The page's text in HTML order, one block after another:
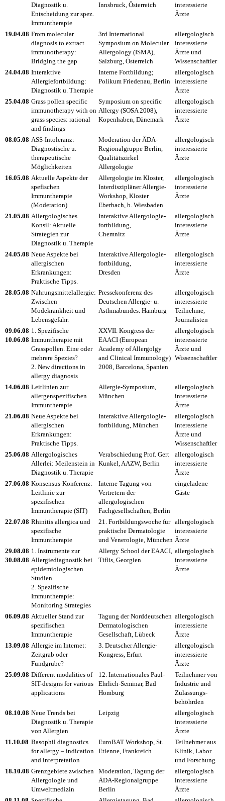
Diagnostik u.
Entscheidung zur spez.
Immuntherapie
Innsbruck, Österreich
interessierte
Ärzte
19.04.08 From molecular
diagnosis to extract
immunotherapy:
Bridging the gap
3rd International
Symposium on Molecular
Allergology (ISMA),
Salzburg, Österreich
allergologisch
interessierte
Ärzte und
Wissenschaftler
24.04.08 Interaktive
Allergiefortbildung:
Diagnostik u. Therapie
Interne Fortbildung;
Polikum Friedenau, Berlin
allergologisch
interessierte
Ärzte
25.04.08 Grass pollen specific
immunotherapy with on
grass species: rational
and findings
Symposium on specific
Allergy (SOSA 2008),
Kopenhaben, Dänemark
allergologisch
interessierte
Ärzte
08.05.08 ASS-Intoleranz:
Diagnostische u.
therapeutische
Möglichkeiten
Moderation der ÄDA-
Regionalgruppe Berlin,
Qualitätszirkel
Allergologie
allergologisch
interessierte
Ärzte
16.05.08 Aktuelle Aspekte der
spefischen
Immuntherapie
(Moderation)
Allergologie im Kloster,
Interdiszipläner Allergie-
Workshop, Kloster
Eberbach, b. Wiesbaden
allergologisch
interessierte
Ärzte
21.05.08 Allergologisches
Konsil: Aktuelle
Strategien zur
Diagnostik u. Therapie
Interaktive Allergologie-
fortbildung,
Chemnitz
allergologisch
interessierte
Ärzte
24.05.08 Neue Aspekte bei
allergischen
Erkrankungen:
Praktische Tipps.
Interaktive Allergologie-
fortbildung,
Dresden
allergologisch
interessierte
Ärzte
28.05.08 Nahrungsmittelallergie:
Zwischen
Modekrankheit und
Lebensgefahr.
Pressekonferenz des
Deutschen Allergie- u.
Asthmabundes. Hamburg
allergologisch
interessierte
Teilnehme,
Journalisten
09.06.08
10.06.08
1. Spezifische
Immuntherapie mit
Grasspollen. Eine oder
mehrere Spezies?
2. New directions in
allergy diagnosis
XXVII. Kongress der
EAACI (European
Academy of Allergolgy
and Clinical Immunology)
2008, Barcelona, Spanien
allergologisch
interessierte
Ärzte und
Wissenschaftler
14.06.08 Leitlinien zur
allergenspezifischen
Immuntherapie
Allergie-Symposium,
München
allergologisch
interessierte
Ärzte
21.06.08 Neue Aspekte bei
allergischen
Erkrankungen:
Praktische Tipps.
Interaktive Allergologie-
fortbildung, München
allergologisch
interessierte
Ärzte und
Wissenschaftler
25.06.08 Allergologisches
Allerlei: Meilenstein in
Diagnostik u. Therapie
Verabschiedung Prof. Gert
Kunkel, AAZW, Berlin
allergologisch
interessierte
Ärzte
27.06.08 Konsensus-Konferenz:
Leitlinie zur
spezifischen
Immuntherapie (SIT)
Interne Tagung von
Vertretern der
allergologischen
Fachgesellschaften, Berlin
eingeladene
Gäste
22.07.08 Rhinitis allergica und
spezifische
Immuntherapie
21. Fortbildungswoche für
praktische Dermatologie
und Venerologie, München
allergologisch
interessierte
Ärzte
29.08.08
30.08.08
1. Instrumente zur
Allergiediagnostik bei
epidemiologischen
Studien
2. Spezifische
Immuntherapie:
Monitoring Strategies
Allergy School der EAACI,
Tiflis, Georgien
allergologisch
interessierte
Ärzte
06.09.08 Aktueller Stand zur
spezifischen
Immuntherapie
Tagung der Norddeutschen
Dermatologischen
Gesellschaft, Lübeck
allergologisch
interessierte
Ärzte
13.09.08 Allergie im Internet:
Zeitgrab oder
Fundgrube?
3. Deutscher Allergie-
Kongress, Erfurt
allergologisch
interessierte
Ärzte
25.09.08 Different modalities of
SIT-designs for various
applications
12. Internationales Paul-
Ehrlich-Seminar, Bad
Homburg
Teilnehmer von
Industrie und
Zulassungs-
behöhrden
08.10.08 Neue Trends bei
Diagnostik u. Therapie
von Allergien
Leipzig
allergologisch
interessierte
Ärzte
11.10.08 Basophil diagnostics
for allergy – indication
and interpretation
EuroBAT Workshop, St.
Etienne, Frankreich
Teilnehmer aus
Klinik, Labor
und Forschung
18.10.08 Grenzgebiete zwischen
Allergologie und
Umweltmedizin
Moderation, Tagung der
ÄDA-Regionalgruppe
Berlin
allergologisch
interessierte
Ärzte